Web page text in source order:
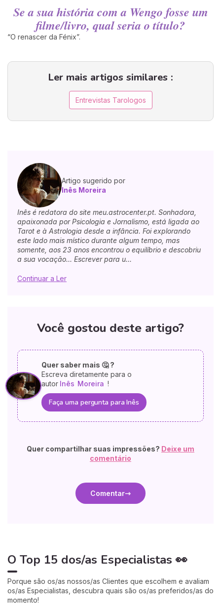
Se a sua história com a Wengo fosse um
filme/livro, qual seria o título?
“O renascer da Fénix”.
Ler mais artigos similares :
Entrevistas Tarologos
Artigo sugerido por
Inês Moreira
Inês é redatora do site meu.astrocenter.pt. Sonhadora,
apaixonada por Psicologia e Jornalismo, está ligada ao
Tarot e à Astrologia desde a infância. Foi explorando
este lado mais místico durante algum tempo, mas
somente, aos 23 anos encontrou o equilíbrio e descobriu
a sua vocação... Escrever para u...
Continuar a Ler
Você gostou deste artigo?
Quer saber mais 🤔 ?
Escreva diretamente para o
autor Inês Moreira !
Faça uma pergunta para Inês
Quer compartilhar suas impressões? Deixe um
comentário
Comentar
O Top 15 dos/as Especialistas 👀
Porque são os/as nossos/as Clientes que escolhem e avaliam
os/as Especialistas, descubra quais são os/as preferidos/as do
momento!